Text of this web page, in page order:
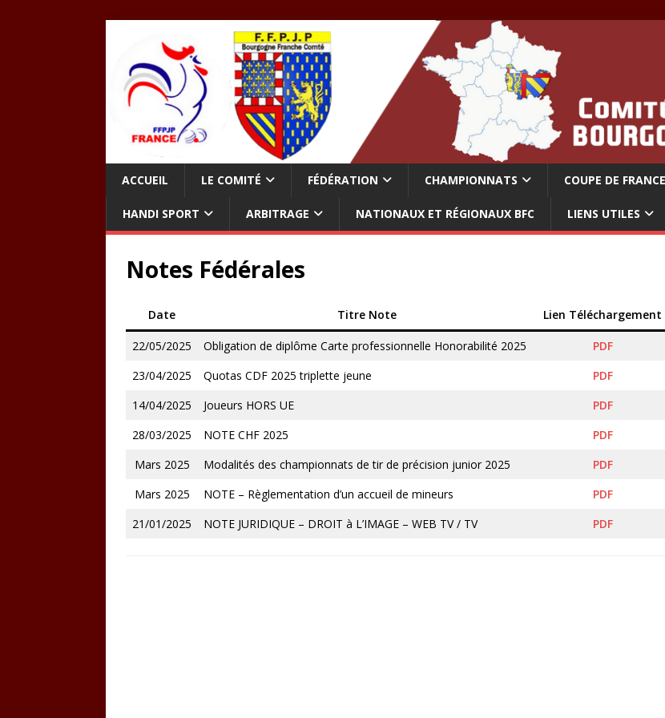
ACCUEIL LE COMITÉ FÉDÉRATION CHAMPIONNATS COUPE DE FRANCE
HANDI SPORT ARBITRAGE NATIONAUX ET RÉGIONAUX BFC LIENS UTILES
Notes Fédérales
Date Titre Note Lien Téléchargement
22/05/2025 Obligation de diplôme Carte professionnelle Honorabilité 2025
PDF
23/04/2025
Quotas CDF 2025 triplette jeune
PDF
14/04/2025
Joueurs HORS UE
PDF
28/03/2025
NOTE CHF 2025
PDF
Mars 2025
Modalités des championnats de tir de précision junior 2025
PDF
Mars 2025
NOTE – Règlementation d’un accueil de mineurs
PDF
21/01/2025
NOTE JURIDIQUE – DROIT à L’IMAGE – WEB TV / TV PDF